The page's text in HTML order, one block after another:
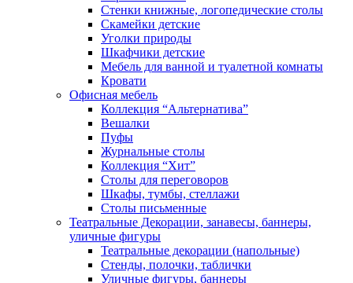
Стенки книжные, логопедические столы
Скамейки детские
Уголки природы
Шкафчики детские
Мебель для ванной и туалетной комнаты
Кровати
Офисная мебель
Коллекция “Альтернатива”
Вешалки
Пуфы
Журнальные столы
Коллекция “Хит”
Столы для переговоров
Шкафы, тумбы, стеллажи
Столы письменные
Театральные Декорации, занавесы, баннеры,
уличные фигуры
Театральные декорации (напольные)
Стенды, полочки, таблички
Уличные фигуры, баннеры